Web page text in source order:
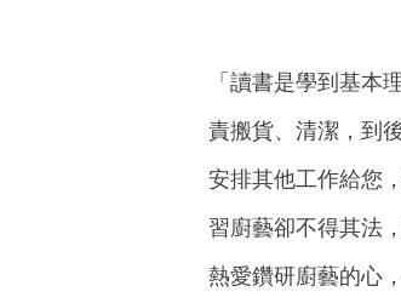
「讀書是學到基
責搬貨、清潔，到
安排其他工作給您
習廚藝卻不得其法
熱愛鑽研廚藝的心